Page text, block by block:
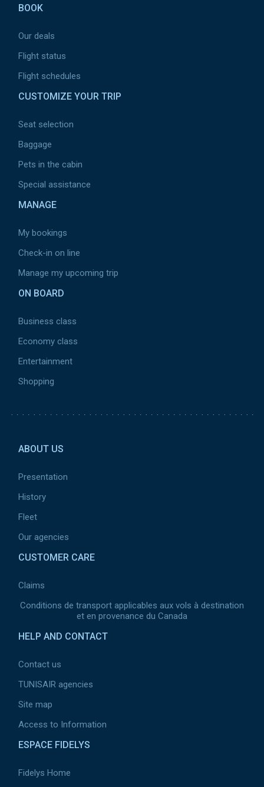
BOOK
Our deals
Flight status
Flight schedules
CUSTOMIZE YOUR TRIP
Seat selection
Baggage
Pets in the cabin
Special assistance
MANAGE
My bookings
Check-in on line
Manage my upcoming trip
ON BOARD
Business class
Economy class
Entertainment
Shopping
ABOUT US
Presentation
History
Fleet
Our agencies
CUSTOMER CARE
Claims
Conditions de transport applicables aux vols à destination
et en provenance du Canada
HELP AND CONTACT
Contact us
TUNISAIR agencies
Site map
Access to Information
ESPACE FIDELYS
Fidelys Home